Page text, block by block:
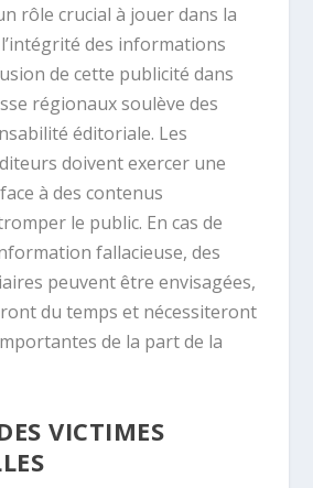
rôle crucial à jouer dans la
des informations
de cette publicité dans
régionaux soulève des
éditoriale. Les
doivent exercer une
à des contenus
le public. En cas de
fallacieuse, des
peuvent être envisagées,
du temps et nécessiteront
de la part de la
VICTIMES